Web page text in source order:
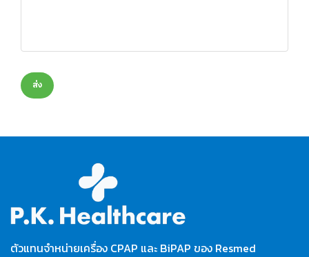
ส่ง
ตัวแทนจำหน่ายเครื่อง CPAP และ BiPAP ของ Resmed